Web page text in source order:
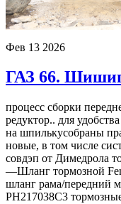
Фев 13 2026
ГАЗ 66.
процесс сборки
редуктор.. для
на шпилькусобраны
новые, в том числе
совдэп от Димедрола
—Шланг тормозной
шланг рама/передний
PH217038C3